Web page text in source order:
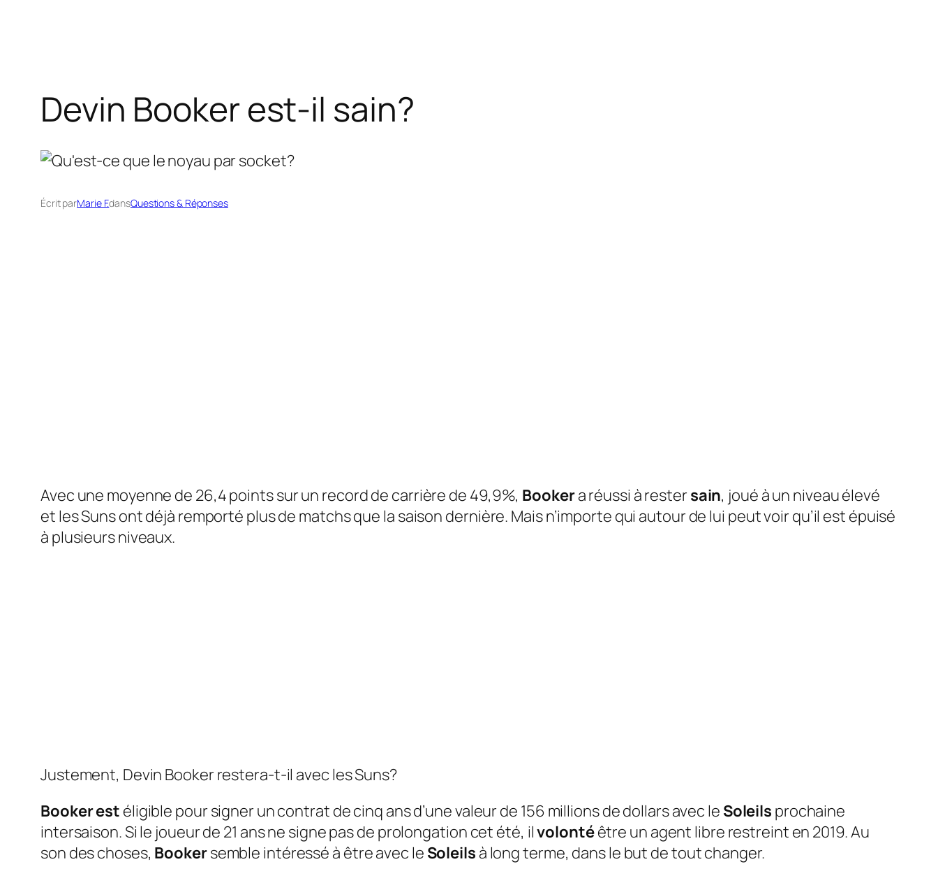
Devin Booker est-il sain?
Écrit parMarie F.dansQuestions & Réponses
Avec une moyenne de 26,4 points sur un record de carrière de 49,9%, Bookera réussi à rester sain, joué à un niveau élevé
et les Suns ont déjà remporté plus de matchs que la saison dernière. Mais n’importe qui autour de lui peut voir qu’il est épuisé
à plusieurs niveaux.
Justement, Devin Booker restera-t-il avec les Suns?
Booker est éligible pour signer un contrat de cinq ans d’une valeur de 156 millions de dollars avec le Soleils prochaine
intersaison. Si le joueur de 21 ans ne signe pas de prolongation cet été, ilvolontéêtre un agent libre restreint en 2019. Au
son des choses, Bookersemble intéressé à être avec le Soleils à long terme, dans le but de tout changer.